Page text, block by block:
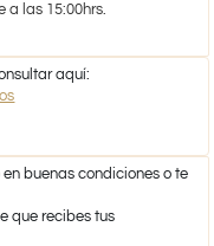
a las 15:00hrs.
aquí:
buenas condiciones o te
que recibes tus